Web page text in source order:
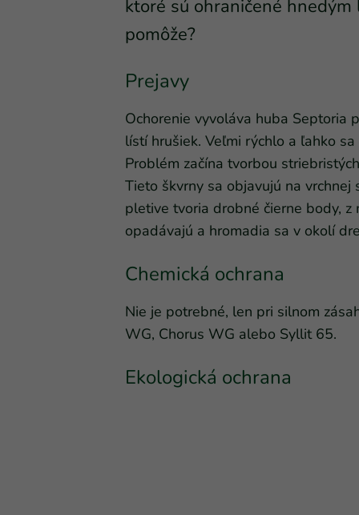
ktoré sú ohraničené
pomôže?
Prejavy
Ochorenie vyvoláva huba Septoria
lístí hrušiek. Veľmi rýchlo a ľahko
Problém začína tvorbou
Tieto škvrny sa objavujú na
pletive tvoria drobné čierne body,
opadávajú a hromadia sa v okolí
Chemická ochrana
Nie je potrebné, len pri silnom
WG, Chorus WG alebo Syllit 65.
Ekologická ochrana